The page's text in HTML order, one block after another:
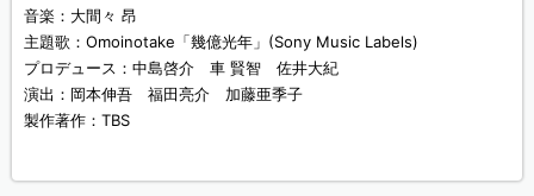
音楽：大間々 昂
主題歌：Omoinotake「幾億光年」(Sony Music Labels)
プロデュース：中島啓介 車 賢智 佐井大紀
演出：岡本伸吾 福田亮介 加藤亜季子
製作著作：TBS